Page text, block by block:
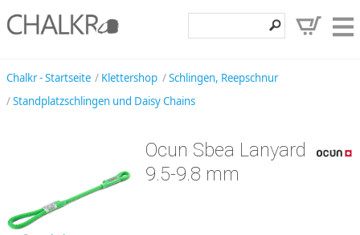
Klettershop
Chalkr - Startseite Klettershop
Schlingen, Reepschnur
Standplatzschlingen und Daisy Chains
Ocun Sbea Lanyard
9.5-9.8 mm